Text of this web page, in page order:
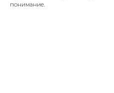
понимание.